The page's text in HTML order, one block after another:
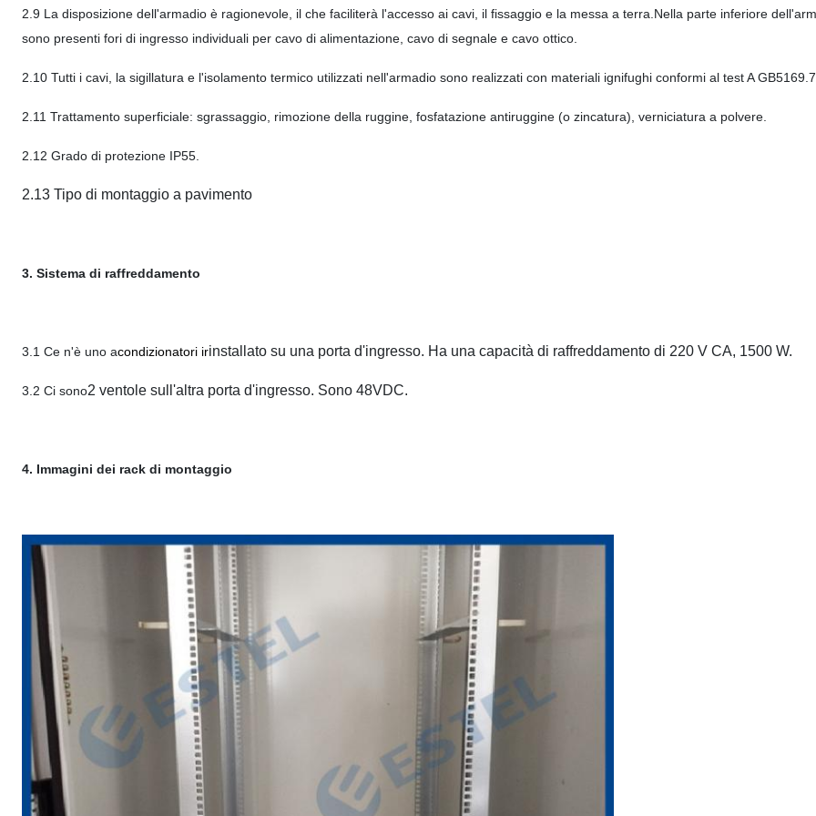
2.9 La disposizione dell'armadio è ragionevole, il che faciliterà l'accesso ai cavi, il fissaggio e la messa a terra.Nella parte inferiore
sono presenti fori di ingresso individuali per cavo di alimentazione, cavo di segnale e cavo ottico.
2.10 Tutti i cavi, la sigillatura e l'isolamento termico utilizzati nell'armadio sono realizzati con materiali ignifughi conformi al test A GB5169.7
2.11 Trattamento superficiale: sgrassaggio, rimozione della ruggine, fosfatazione antiruggine (o zincatura), verniciatura a polvere.
2.12 Grado di protezione IP55.
2.13 Tipo di montaggio a pavimento
3. Sistema di raffreddamento
3.1 Ce n'è uno acondizionatori irinstallato su una porta d'ingresso. Ha una capacità di raffreddamento di 220 V CA, 1500 W.
3.2 Ci sono2 ventole sull'altra porta d'ingresso. Sono 48VDC.
4. Immagini dei rack di montaggio